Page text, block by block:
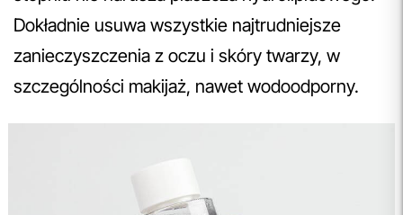
Dokładnie usuwa wszystkie najtrudniejsze
zanieczyszczenia z oczu i skóry twarzy, w
szczególności makijaż, nawet wodoodporny.